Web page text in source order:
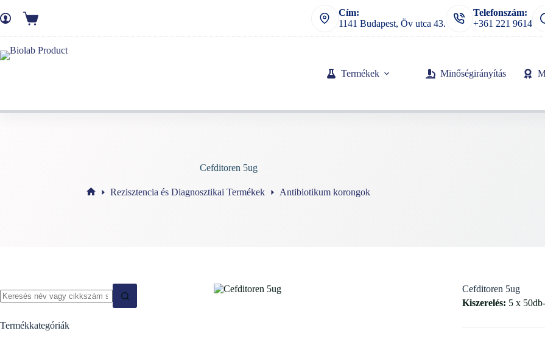
Cím:
1141 Budapest, Öv utca 43.
Telefonszám:
+361 221 9614
Termékek Minőségirányítás
Cefditoren 5ug
Rezisztencia és Diagnosztikai Termékek Antibiotikum korongok
Cefditoren 5ug
Kiszerelés: 5 x
Termékkategóriák